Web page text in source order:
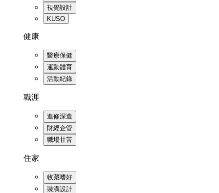
視覺設計
KUSO
健康
醫療保健
運動體育
活動紀錄
職涯
進修深造
財經企管
職場甘苦
住家
收藏嗜好
裝潢設計